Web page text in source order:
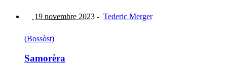
19 novembre 2023 - Tederic Merger
(Bossòst)
Samorèra